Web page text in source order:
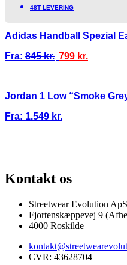
48T LEVERING
Adidas Handball Spezial
Fra: 845kr. 799 kr.
Jordan 1 Low “Smoke
Fra: 1.549 kr.
Kontakt os
Streetwear Evolution ApS
Fjortenskæppevej 9
4000 Roskilde
CVR: 43628704